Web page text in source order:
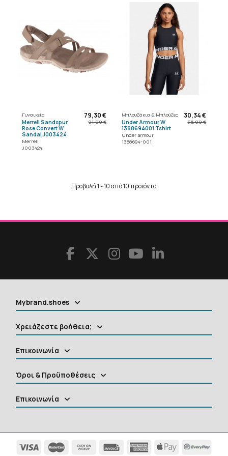
Γυναικεία
Merrell Sandspur
Rose Convert W
Sandal J003424
Merrell
J003424
79,30 €
91,00 €
Μπλουζάκια & Μπλούζες
Under Armour W
1388694001 Tshirt
Under armour
1388694-001
30,34 €
35,00 €
Προβολή 1 - 10 από 10 προϊόντα
Mybrand.shoes
Χρειάζεστε βοήθεια;
Επικοινωνία
Όροι & Προϋποθέσεις
Επικοινωνία